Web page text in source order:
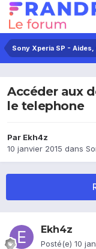
Sony Xperia SP -
Accéder aux
le telephone
Par Ekh4z
10 janvier 2015 dans
Ekh4z
Posté(e) 10